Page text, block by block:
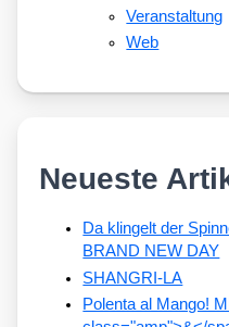
Veranstaltung
Web
Neueste
Da klingelt der
BRAND NEW DAY
SHANGRI-LA
Polenta al Mango!